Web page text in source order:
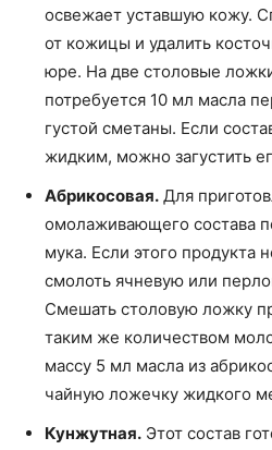
освежает уставшую кожу.
от кожицы и удалить
юре. На две столовые
потребуется 10 мл масла
густой сметаны. Если
жидким, можно загустить
Абрикосовая. Для
омолаживающего состава
мука. Если этого продукта
смолоть ячневую или
Смешать столовую ложку
таким же количеством
массу 5 мл масла из
чайную ложечку жидкого
Кунжутная. Этот состав